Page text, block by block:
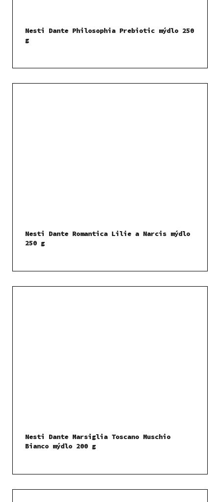
Nesti Dante Philosophia Prebiotic mýdlo 250
g
Nesti Dante Romantica Lilie a Narcis mýdlo
250 g
Nesti Dante Marsiglia Toscano Muschio
Bianco mýdlo 200 g